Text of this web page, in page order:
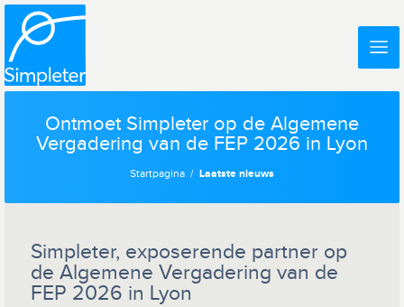
Ontmoet Simpleter op de Algemene
Vergadering van de FEP 2026 in Lyon
Startpagina Laatste nieuws
Simpleter, exposerende partner op
de Algemene Vergadering van de
FEP 2026 in Lyon